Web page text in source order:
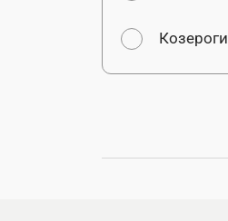
Козероги